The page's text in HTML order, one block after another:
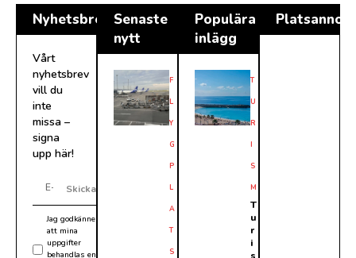
Nyhetsbrev
Vårt
nyhetsbrev
vill du
inte
missa –
signa
upp här!
Jag godkänner
att mina
uppgifter
behandlas enligt
Skicka
Senaste
nytt
F
L
Y
G
P
L
A
T
S
Populära
inlägg
T
U
R
I
S
M
T
u
r
i
s